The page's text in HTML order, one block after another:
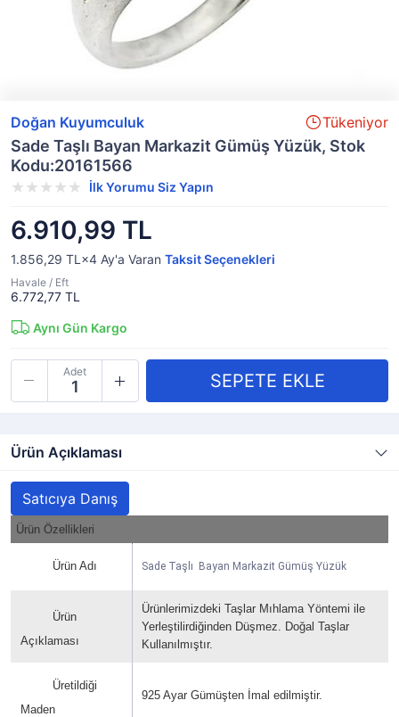
Doğan Kuyumculuk Tükeniyor
Sade Taşlı Bayan Markazit Gümüş Yüzük, Stok
Kodu:20161566
İlk Yorumu Siz Yapın
6.910,99 TL
1.856,29 TL×4 Ay'a Varan Taksit Seçenekleri
Havale / Eft
6.772,77 TL
Aynı Gün Kargo
Adet
Ürün Açıklaması
Satıcıya Danış
Ürün Özellikleri
Ürün Adı Sade Taşlı Bayan Markazit Gümüş Yüzük
Ürün
Açıklaması
Ürünlerimizdeki Taşlar Mıhlama Yöntemi ile
Yerleştilirdiğinden Düşmez. Doğal Taşlar
Kullanılmıştır.
Üretildiği
Maden
925 Ayar Gümüşten İmal edilmiştir.